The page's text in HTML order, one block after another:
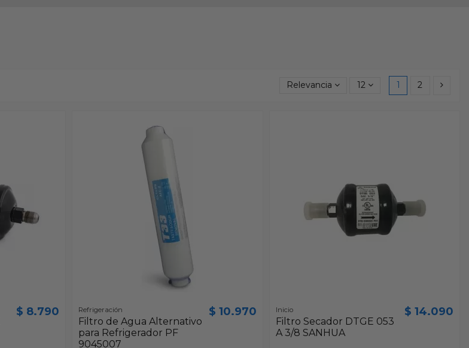
Relevancia 12 1 2
$ 8.790 Refrigeración
Filtro de Agua Alternativo
para Refrigerador PF
9045007
$ 10.970 Inicio
Filtro Secador DTGE 053
A 3/8 SANHUA
$ 14.090